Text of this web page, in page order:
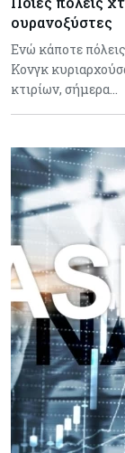
ουρανοξύστες
Ενώ κάποτε
Κονγκ
κτιρίων, σήμερα…